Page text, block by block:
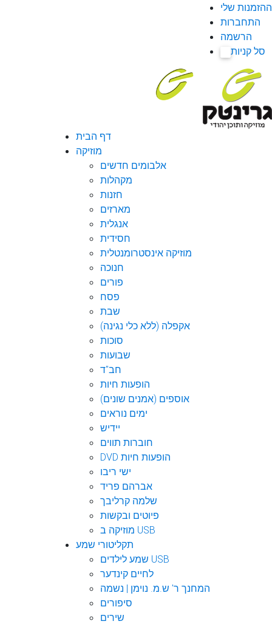
ההזמנות שלי
התחברות
הרשמה
סל קניות
דף הבית
מוזיקה
אלבומים חדשים
מקהלות
חזנות
מארזים
אנגלית
חסידית
מוזיקה אינסטרומנטלית
חנוכה
פורים
פסח
שבת
אקפלה (ללא כלי נגינה)
סוכות
שבועות
חב"ד
הופעות חיות
אוספים (אמנים שונים)
ימים נוראים
יידיש
חוברות תווים
DVD הופעות חיות
ישי ריבו
אברהם פריד
שלמה קרליבך
פיוטים ובקשות
מוזיקה ב USB
תקליטורי שמע
שמע לילדים USB
לחיים קינדער
המחנך ר' ש.מ. נוימן | נשמה
סיפורים
שירים